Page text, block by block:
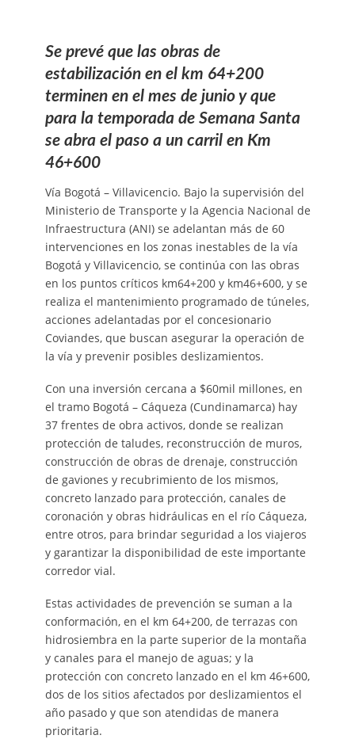
Se prevé que las obras de
estabilización en el km 64+200
terminen en el mes de junio y que
para la temporada de Semana Santa
se abra el paso a un carril en Km
46+600
Vía Bogotá – Villavicencio. Bajo la supervisión del
Ministerio de Transporte y la Agencia Nacional de
Infraestructura (ANI) se adelantan más de 60
intervenciones en los zonas inestables de la vía
Bogotá y Villavicencio, se continúa con las obras
en los puntos críticos km64+200 y km46+600, y se
realiza el mantenimiento programado de túneles,
acciones adelantadas por el concesionario
Coviandes, que buscan asegurar la operación de
la vía y prevenir posibles deslizamientos.
Con una inversión cercana a $60mil millones, en
el tramo Bogotá – Cáqueza (Cundinamarca) hay
37 frentes de obra activos, donde se realizan
protección de taludes, reconstrucción de muros,
construcción de obras de drenaje, construcción
de gaviones y recubrimiento de los mismos,
concreto lanzado para protección, canales de
coronación y obras hidráulicas en el río Cáqueza,
entre otros, para brindar seguridad a los viajeros
y garantizar la disponibilidad de este importante
corredor vial.
Estas actividades de prevención se suman a la
conformación, en el km 64+200, de terrazas con
hidrosiembra en la parte superior de la montaña
y canales para el manejo de aguas; y la
protección con concreto lanzado en el km 46+600,
dos de los sitios afectados por deslizamientos el
año pasado y que son atendidas de manera
prioritaria.